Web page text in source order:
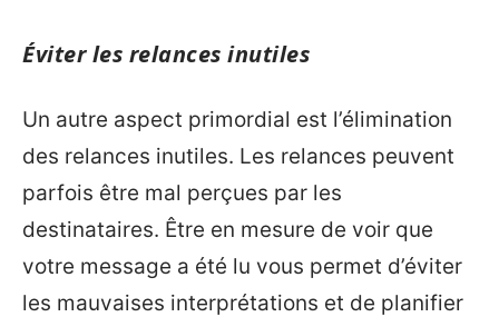
Éviter les relances inutiles
Un autre aspect primordial est l’élimination
des relances inutiles. Les relances peuvent
parfois être mal perçues par les
destinataires. Être en mesure de voir que
votre message a été lu vous permet d’éviter
les mauvaises interprétations et de planifier